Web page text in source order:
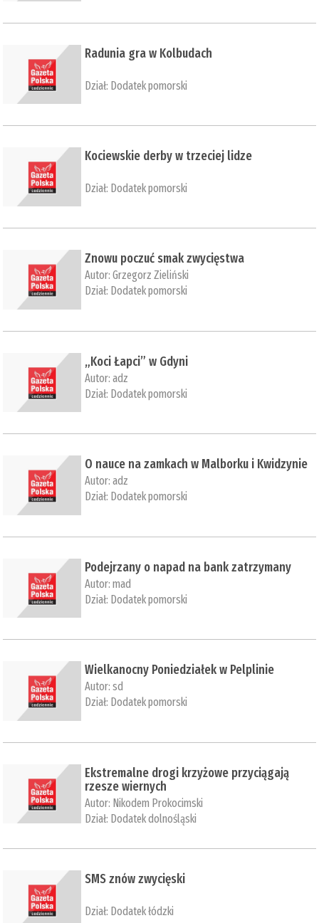
​Radunia gra w Kolbudach
Dział: Dodatek pomorski
Kociewskie derby w trzeciej lidze
Dział: Dodatek pomorski
Znowu poczuć smak zwycięstwa
Autor:Grzegorz Zieliński
Dział: Dodatek pomorski
„Koci Łapci” w Gdyni
Autor:adz
Dział: Dodatek pomorski
O nauce na zamkach w Malborku i Kwidzynie
Autor:adz
Dział: Dodatek pomorski
​Podejrzany o napad na bank zatrzymany
Autor:mad
Dział: Dodatek pomorski
Wielkanocny Poniedziałek w Pelplinie
Autor:sd
Dział: Dodatek pomorski
Ekstremalne drogi krzyżowe przyciągają
rzesze wiernych
Autor: Nikodem Prokocimski
Dział: Dodatek dolnośląski
SMS znów zwycięski
Dział: Dodatek łódzki